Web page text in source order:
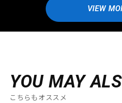
VIEW
YOU MAY
こちらもオススメ